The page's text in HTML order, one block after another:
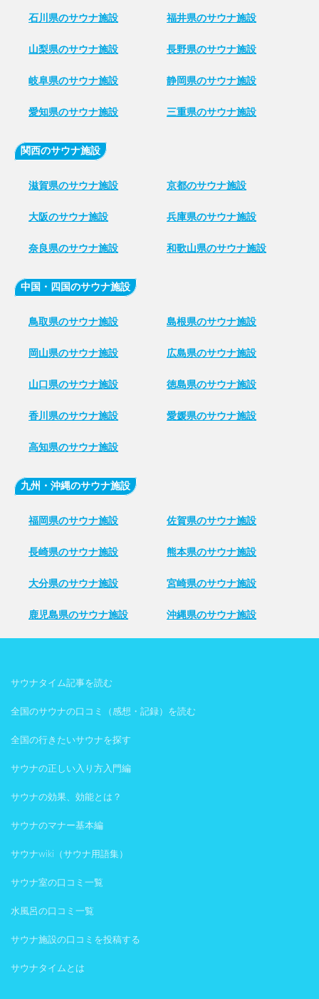
石川県のサウナ施設 福井県のサウナ施設
山梨県のサウナ施設 長野県のサウナ施設
岐阜県のサウナ施設 静岡県のサウナ施設
愛知県のサウナ施設 三重県のサウナ施設
関西のサウナ施設
滋賀県のサウナ施設 京都のサウナ施設
大阪のサウナ施設 兵庫県のサウナ施設
奈良県のサウナ施設 和歌山県のサウナ施設
中国・四国のサウナ施設
鳥取県のサウナ施設 島根県のサウナ施設
岡山県のサウナ施設 広島県のサウナ施設
山口県のサウナ施設 徳島県のサウナ施設
香川県のサウナ施設 愛媛県のサウナ施設
高知県のサウナ施設
九州・沖縄のサウナ施設
福岡県のサウナ施設 佐賀県のサウナ施設
長崎県のサウナ施設 熊本県のサウナ施設
大分県のサウナ施設 宮崎県のサウナ施設
鹿児島県のサウナ施設 沖縄県のサウナ施設
サウナタイム記事を読む
全国のサウナの口コミ（感想・記録）を読む
全国の行きたいサウナを探す
サウナの正しい入り方入門編
サウナの効果、効能とは？
サウナのマナー基本編
サウナwiki（サウナ用語集）
サウナ室の口コミ一覧
水風呂の口コミ一覧
サウナ施設の口コミを投稿する
サウナタイムとは